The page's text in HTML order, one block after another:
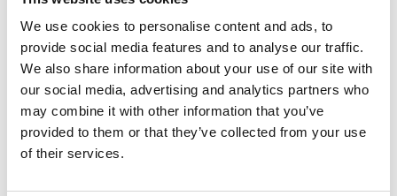
We use cookies to personalise content and ads, to
provide social media features and to analyse our traffic.
We also share information about your use of our site with
our social media, advertising and analytics partners who
may combine it with other information that you’ve
provided to them or that they’ve collected from your use
of their services.
mëme est possible a Zevenaar (NL) ou Maaseik (BE)
Ajouter au panier
Enregistrer comme favori